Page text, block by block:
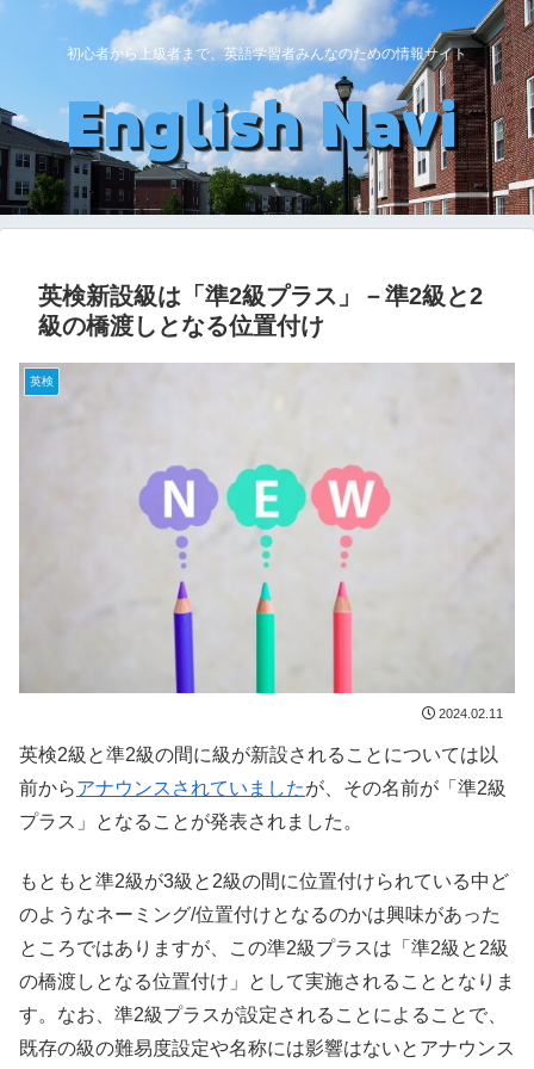
初心者から上級者まで、英語学習者みんなのための情報サイト
英検新設級は「準2級プラス」－準2級と2
級の橋渡しとなる位置付け
英検
2024.02.11
英検2級と準2級の間に級が新設されることについては以
前からアナウンスされていましたが、その名前が「準2級
プラス」となることが発表されました。
もともと準2級が3級と2級の間に位置付けられている中ど
のようなネーミング/位置付けとなるのかは興味があった
ところではありますが、この準2級プラスは「準2級と2級
の橋渡しとなる位置付け」として実施されることとなりま
す。なお、準2級プラスが設定されることによることで、
既存の級の難易度設定や名称には影響はないとアナウンス